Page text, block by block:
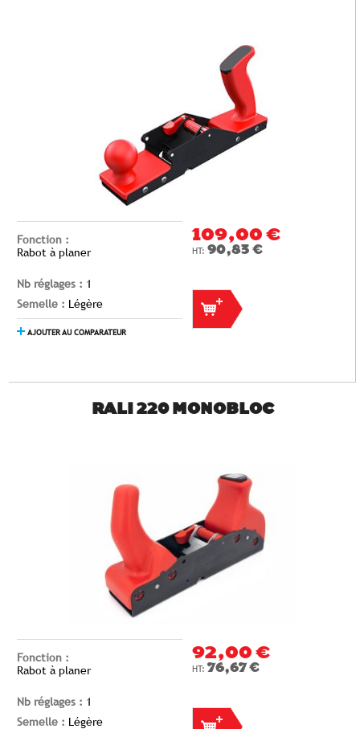
Fonction :
Rabot à planer
Nb réglages : 1
Semelle : Légère
AJOUTER AU COMPARATEUR
109,00 €
90,83 €
RALI 220 MONOBLOC
Fonction :
Rabot à planer
Nb réglages : 1
Semelle : Légère
92,00 €
76,67 €